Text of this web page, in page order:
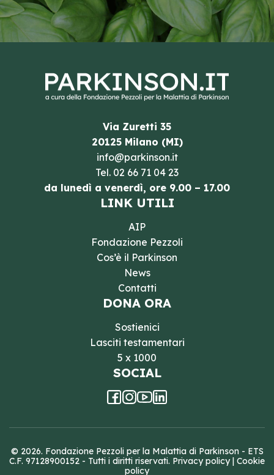
Via Zuretti 35
20125 Milano (MI)
info@parkinson.it
Tel. 02 66 71 04 23
da lunedì a venerdì, ore 9.00 – 17.00
LINK UTILI
AIP
Fondazione Pezzoli
Cos’è il Parkinson
News
Contatti
DONA ORA
Sostienici
Lasciti testamentari
5 x 1000
SOCIAL
© 2026. Fondazione Pezzoli per la Malattia di Parkinson - ETS
C.F. 97128900152 - Tutti i diritti riservati. Privacy policy| Cookie
policy